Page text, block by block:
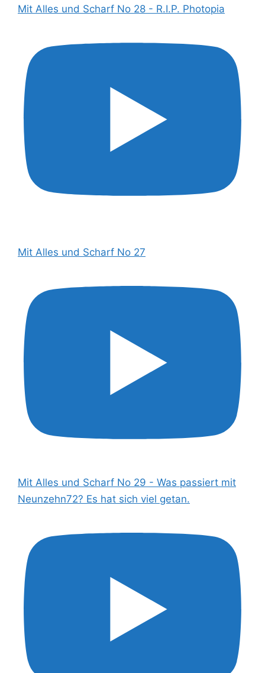
Mit Alles und Scharf No 28 - R.I.P. Photopia
Mit Alles und Scharf No 27
Mit Alles und Scharf No 29 - Was passiert mit
Neunzehn72? Es hat sich viel getan.